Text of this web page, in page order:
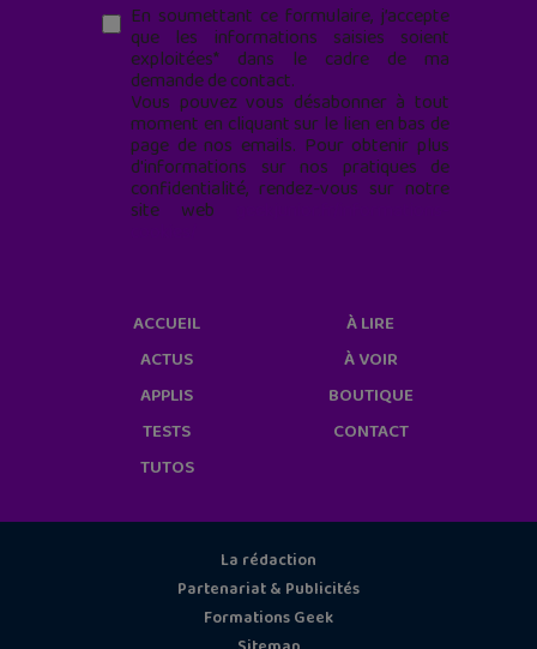
En soumettant ce formulaire, j’accepte
que les informations saisies soient
exploitées* dans le cadre de ma
demande de contact.
Vous pouvez vous désabonner à tout
moment en cliquant sur le lien en bas de
page de nos emails. Pour obtenir plus
d'informations sur nos pratiques de
confidentialité, rendez-vous sur notre
site web
ACCUEIL
ACTUS
APPLIS
TESTS
TUTOS
À LIRE
À VOIR
BOUTIQUE
CONTACT
La rédaction
Partenariat & Publicités
Formations Geek